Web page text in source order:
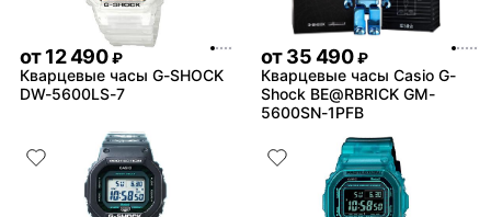
от12 490 ₽
Кварцевые часы G-SHOCK
DW-5600LS-7
от35 490 ₽
Кварцевые часы Casio G-
Shock BE@RBRICK GM-
5600SN-1PFB